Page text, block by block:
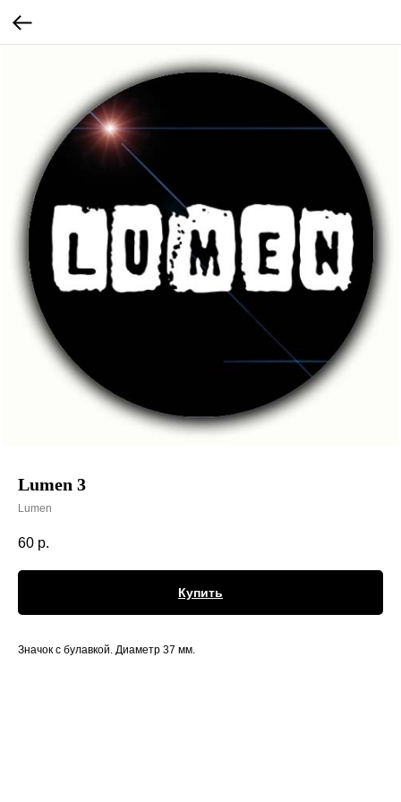
Lumen 3
Lumen
60 р.
Купить
Значок с булавкой. Диаметр 37 мм.